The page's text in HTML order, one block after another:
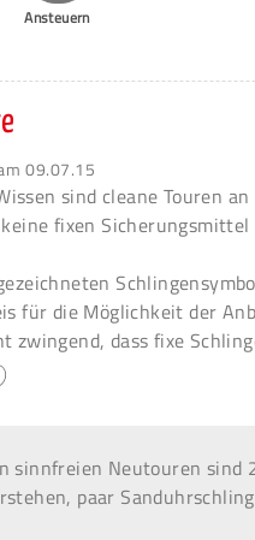
Ansteuern
09.07.15
sind cleane Touren
fixen Sicherungsmittel
für die Möglichkeit der
zwingend, dass fixe
sinnfreien Neutouren sind
paar